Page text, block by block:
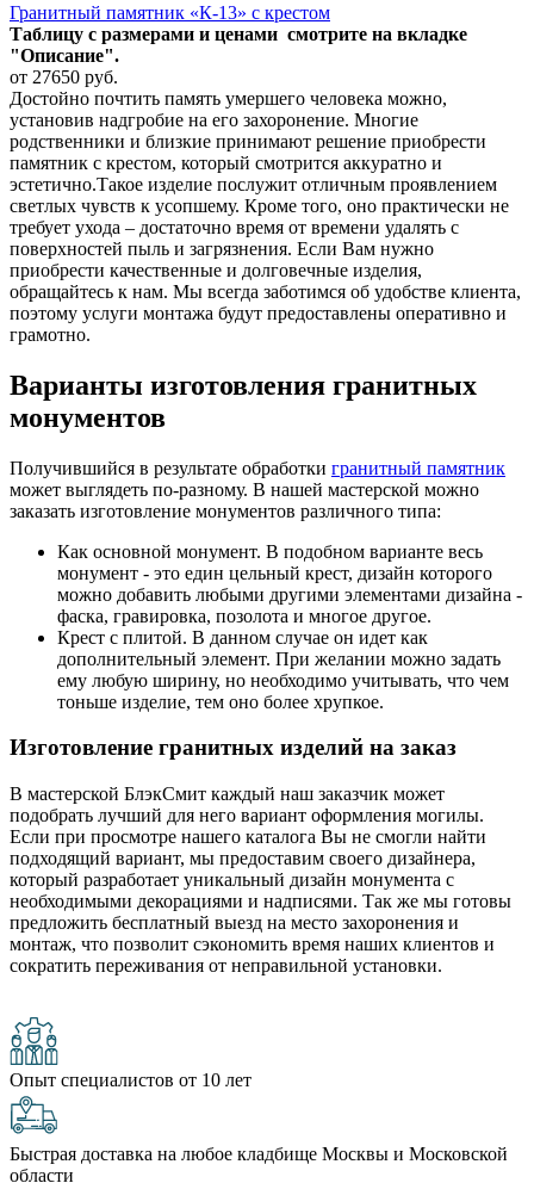
Гранитный памятник «К-13» с крестом
Таблицу с размерами и ценами смотрите на вкладке
"Описание".
от 27650 руб.
Достойно почтить память умершего человека можно,
установив надгробие на его захоронение. Многие
родственники и близкие принимают решение приобрести
памятник с крестом, который смотрится аккуратно и
эстетично.Такое изделие послужит отличным проявлением
светлых чувств к усопшему. Кроме того, оно практически не
требует ухода – достаточно время от времени удалять с
поверхностей пыль и загрязнения. Если Вам нужно
приобрести качественные и долговечные изделия,
обращайтесь к нам. Мы всегда заботимся об удобстве клиента,
поэтому услуги монтажа будут предоставлены оперативно и
грамотно.
Варианты изготовления гранитных
монументов
Получившийся в результате обработки гранитный памятник
может выглядеть по-разному. В нашей мастерской можно
заказать изготовление монументов различного типа:
Как основной монумент. В подобном варианте весь
монумент - это един цельный крест, дизайн которого
можно добавить любыми другими элементами дизайна -
фаска, гравировка, позолота и многое другое.
Крест с плитой. В данном случае он идет как
дополнительный элемент. При желании можно задать
ему любую ширину, но необходимо учитывать, что чем
тоньше изделие, тем оно более хрупкое.
Изготовление гранитных изделий на заказ
В мастерской БлэкСмит каждый наш заказчик может
подобрать лучший для него вариант оформления могилы.
Если при просмотре нашего каталога Вы не смогли найти
подходящий вариант, мы предоставим своего дизайнера,
который разработает уникальный дизайн монумента с
необходимыми декорациями и надписями. Так же мы готовы
предложить бесплатный выезд на место захоронения и
монтаж, что позволит сэкономить время наших клиентов и
сократить переживания от неправильной установки.
Опыт специалистов от 10 лет
Быстрая доставка на любое кладбище Москвы и Московской
области